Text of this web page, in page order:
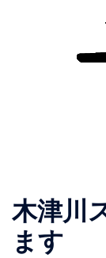
木津川
ます